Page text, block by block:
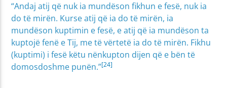
“Andaj atij që nuk ia mundëson fikhun e fesë, nuk ia
do të mirën. Kurse atij që ia do të mirën, ia
mundëson kuptimin e fesë, e atij që ia mundëson ta
kuptojë fenë e Tij, me të vërtetë ia do të mirën. Fikhu
(kuptimi) i fesë këtu nënkupton dijen që e bën të
domosdoshme punën.”[24]